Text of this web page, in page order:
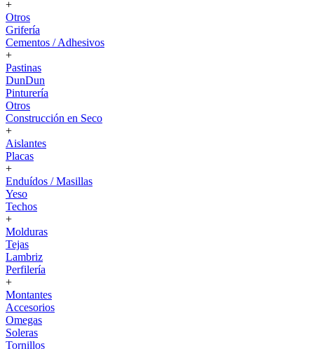
+
Otros
Grifería
Cementos / Adhesivos
+
Pastinas
DunDun
Pinturería
Otros
Construcción en Seco
+
Aislantes
Placas
+
Enduídos / Masillas
Yeso
Techos
+
Molduras
Tejas
Lambriz
Perfilería
+
Montantes
Accesorios
Omegas
Soleras
Tornillos